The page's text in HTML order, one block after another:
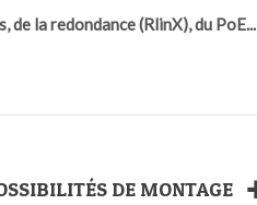
la redondance (RlinX), du PoE...
de montage